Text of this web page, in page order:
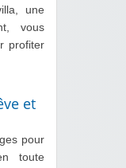
une
vous
profiter
et
pour
toute